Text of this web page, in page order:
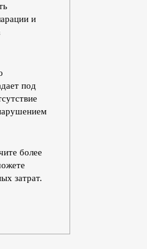
и
под
более
затрат.